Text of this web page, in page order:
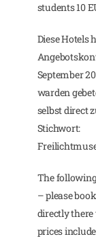
students 10
Diese Hotels
September
warden
selbst direct
Stichwort:
The
– please book
directly there
prices include